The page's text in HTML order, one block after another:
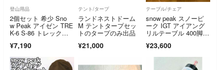
登山用品
2個セット 希少 Sno
w Peak アイゼン TRE
K-6 S-86 トレックシ
ト スノーピーク 登山
¥7,190
テント/タープ
ランドネストドーム
M テントタープセッ
トのタープのみ出品
¥21,000
テーブル/チェア
snow peak スノーピ
ーク IGT アイアング
リルテーブル 400脚 3
49 キャンプ
¥23,600